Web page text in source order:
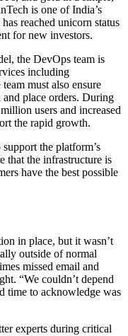
is one of India’s
reached unicorn status
for new investors.
the DevOps team is
including
must also ensure
and place orders. During
users and increased
the rapid growth.
the platform’s
that the infrastructure is
have the best possible
in place, but it wasn’t
outside of normal
missed email and
“We couldn’t depend
time to acknowledge was
experts during critical